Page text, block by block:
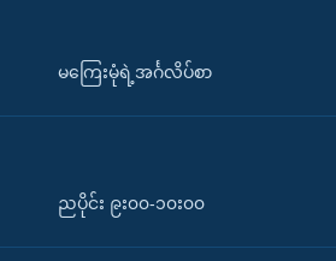
မကြေးမုံရဲ့အင်္ဂလိပ်စာ
ညပိုင်း ၉း၀၀-၁၀း၀၀